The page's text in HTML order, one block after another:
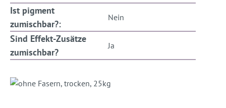
Ist pigment
zumischbar?:
Nein
Sind Effekt-Zusätze
zumischbar?
Ja